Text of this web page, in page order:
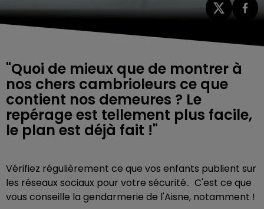
"Quoi de mieux que de montrer à
nos chers cambrioleurs ce que
contient nos demeures ? Le
repérage est tellement plus facile,
le plan est déjà fait !"
Vérifiez régulièrement ce que vos enfants publient sur
les réseaux sociaux pour votre sécurité.. C'est ce que
vous conseille la gendarmerie de l'Aisne, notamment !